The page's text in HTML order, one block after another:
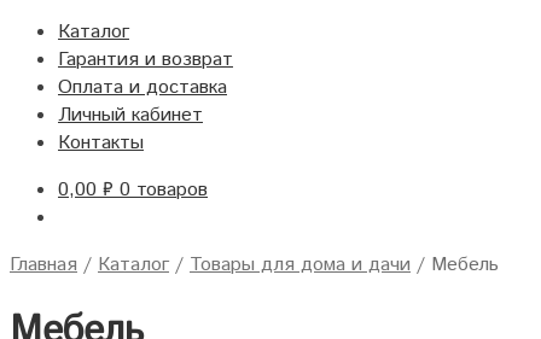
Каталог
Гарантия и возврат
Оплата и доставка
Личный кабинет
Контакты
0,00₽ 0 товаров
Главная / Каталог / Товары для дома и дачи / Мебель